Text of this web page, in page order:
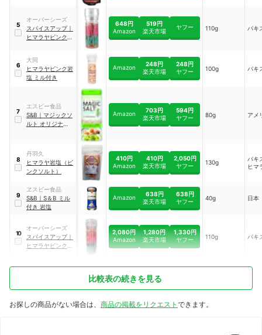
5
オーバーシーズ
スパイスアップ｜
ヒマラヤピンクソ
648円
Amazon
519円
楽天市場
ヤフー 110g パキ
6
大同
ヒマラヤピンク岩
塩 ミル付き
Amazon
248円
楽天市場
248円
ヤフー
100g パキ
7
エスビー食品
S&B ｜ マジックソ
ルト オリジナル
Amazon
703円
楽天市場
594円
ヤフー
80g アメ
8
丹羽久
ヒマラヤ岩塩（ピ
ンクソルト）
410円
Amazon
410円
楽天市場
2,050円
ヤフー
130g
パキ
ヒマ
9
ヱスビー食品
S&B ｜ S＆B ミル
付き 岩塩
Amazon
638円
楽天市場
638円
ヤフー
40g 日本
10
オーバーシーズ
スパイスアップ｜
ヒマラヤピンクソ
2,080円
Amazon
1,280円
楽天市場
1,330円
ヤフー
110g パキ
比較表の続きを見る
お探しの商品がない場合は、 商品の掲載をリクエスト できます。